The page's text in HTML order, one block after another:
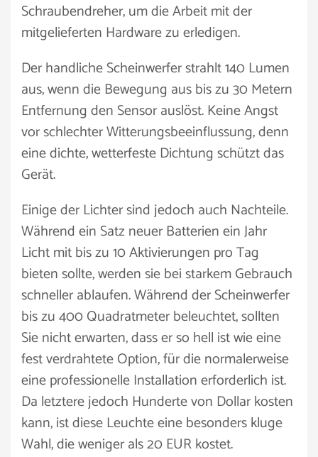
Schraubendreher, um die Arbeit mit der
mitgelieferten Hardware zu erledigen.
Der handliche Scheinwerfer strahlt 140 Lumen
aus, wenn die Bewegung aus bis zu 30 Metern
Entfernung den Sensor auslöst. Keine Angst
vor schlechter Witterungsbeeinflussung, denn
eine dichte, wetterfeste Dichtung schützt das
Gerät.
Einige der Lichter sind jedoch auch Nachteile.
Während ein Satz neuer Batterien ein Jahr
Licht mit bis zu 10 Aktivierungen pro Tag
bieten sollte, werden sie bei starkem Gebrauch
schneller ablaufen. Während der Scheinwerfer
bis zu 400 Quadratmeter beleuchtet, sollten
Sie nicht erwarten, dass er so hell ist wie eine
fest verdrahtete Option, für die normalerweise
eine professionelle Installation erforderlich ist.
Da letztere jedoch Hunderte von Dollar kosten
kann, ist diese Leuchte eine besonders kluge
Wahl, die weniger als 20 EUR kostet.